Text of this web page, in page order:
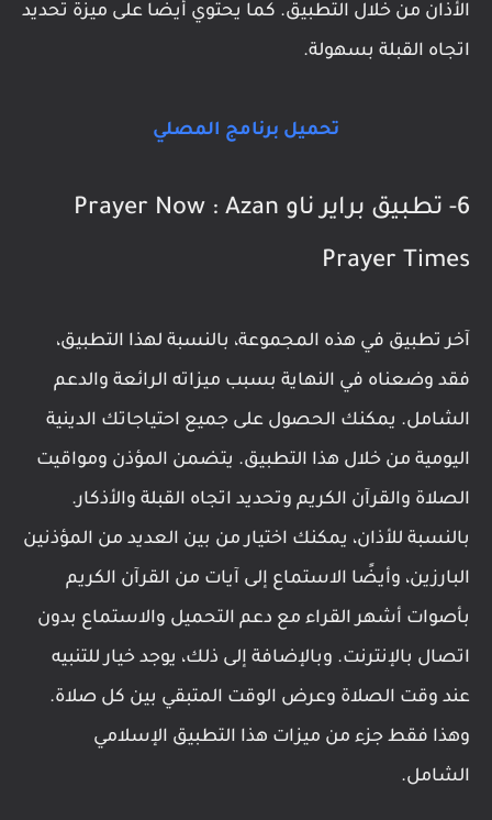
الأذان من خلال التطبيق. كما يحتوي أيضًا على ميزة تحديد
اتجاه القبلة بسهولة.
تحميل برنامج المصلي
6- تطبيق براير ناو Prayer Now : Azan
Prayer Times
آخر تطبيق في هذه المجموعة، بالنسبة لهذا التطبيق،
فقد وضعناه في النهاية بسبب ميزاته الرائعة والدعم
الشامل. يمكنك الحصول على جميع احتياجاتك الدينية
اليومية من خلال هذا التطبيق. يتضمن المؤذن ومواقيت
الصلاة والقرآن الكريم وتحديد اتجاه القبلة والأذكار.
بالنسبة للأذان، يمكنك اختيار من بين العديد من المؤذنين
البارزين، وأيضًا الاستماع إلى آيات من القرآن الكريم
بأصوات أشهر القراء مع دعم التحميل والاستماع بدون
اتصال بالإنترنت. وبالإضافة إلى ذلك، يوجد خيار للتنبيه
عند وقت الصلاة وعرض الوقت المتبقي بين كل صلاة.
وهذا فقط جزء من ميزات هذا التطبيق الإسلامي
الشامل.